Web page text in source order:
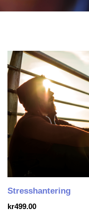
Stresshantering
kr499.00